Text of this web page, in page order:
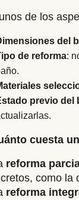
de los
del
de reforma:
previo del
cuesta
reforma
como la
reforma